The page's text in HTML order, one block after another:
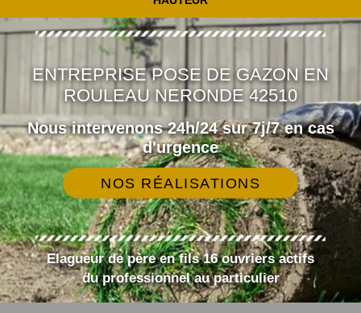
ENTREPRISE POSE DE GAZON EN
ROULEAU NERONDE 42510
Nous intervenons 24h/24 sur 7j/7 en cas
d'urgence
NOS RÉALISATIONS
Elagueur de père en fils 16 ouvriers actifs
du professionnel au particulier